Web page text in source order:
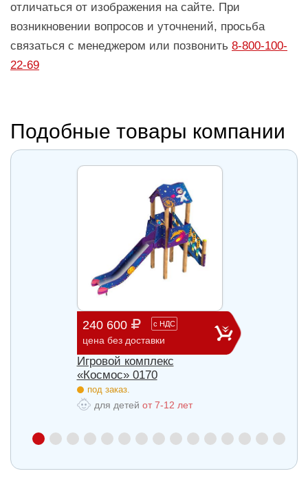
отличаться от изображения на сайте. При
возникновении вопросов и уточнений, просьба
связаться с менеджером или позвонить 8-800-100-
22-69
Подобные товары компании
240 600 с НДС
цена без доставки
Игровой комплекс
«Космос» 0170
под заказ.
для детей от 7-12 лет